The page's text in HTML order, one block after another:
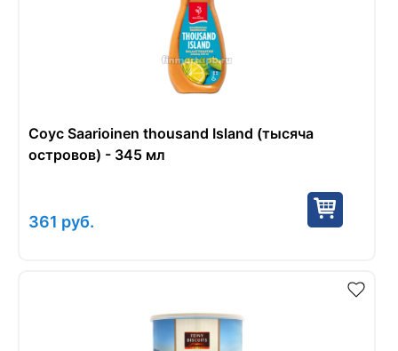
Соус Saarioinen thousand Island (тысяча
островов) - 345 мл
361 руб.